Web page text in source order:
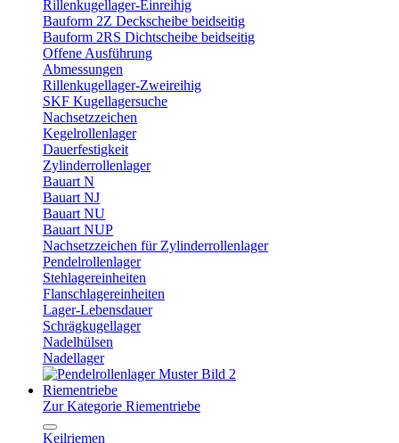
Rillenkugellager-Einreihig
Bauform 2Z Deckscheibe beidseitig
Bauform 2RS Dichtscheibe beidseitig
Offene Ausführung
Abmessungen
Rillenkugellager-Zweireihig
SKF Kugellagersuche
Nachsetzzeichen
Kegelrollenlager
Dauerfestigkeit
Zylinderrollenlager
Bauart N
Bauart NJ
Bauart NU
Bauart NUP
Nachsetzzeichen für Zylinderrollenlager
Pendelrollenlager
Stehlagereinheiten
Flanschlagereinheiten
Lager-Lebensdauer
Schrägkugellager
Nadelhülsen
Nadellager
Riementriebe
Zur Kategorie Riementriebe
Keilriemen